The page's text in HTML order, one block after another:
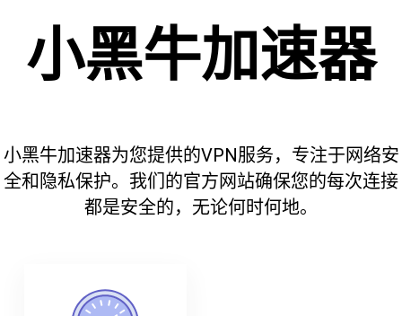
小黑牛加速器
小黑牛加速器为您提供的VPN服务，专注于网络安
全和隐私保护。我们的官方网站确保您的每次连接
都是安全的，无论何时何地。